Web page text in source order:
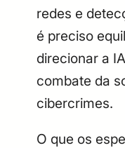
redes e
é preciso
direcionar a
combate da
cibercrimes.
O que os